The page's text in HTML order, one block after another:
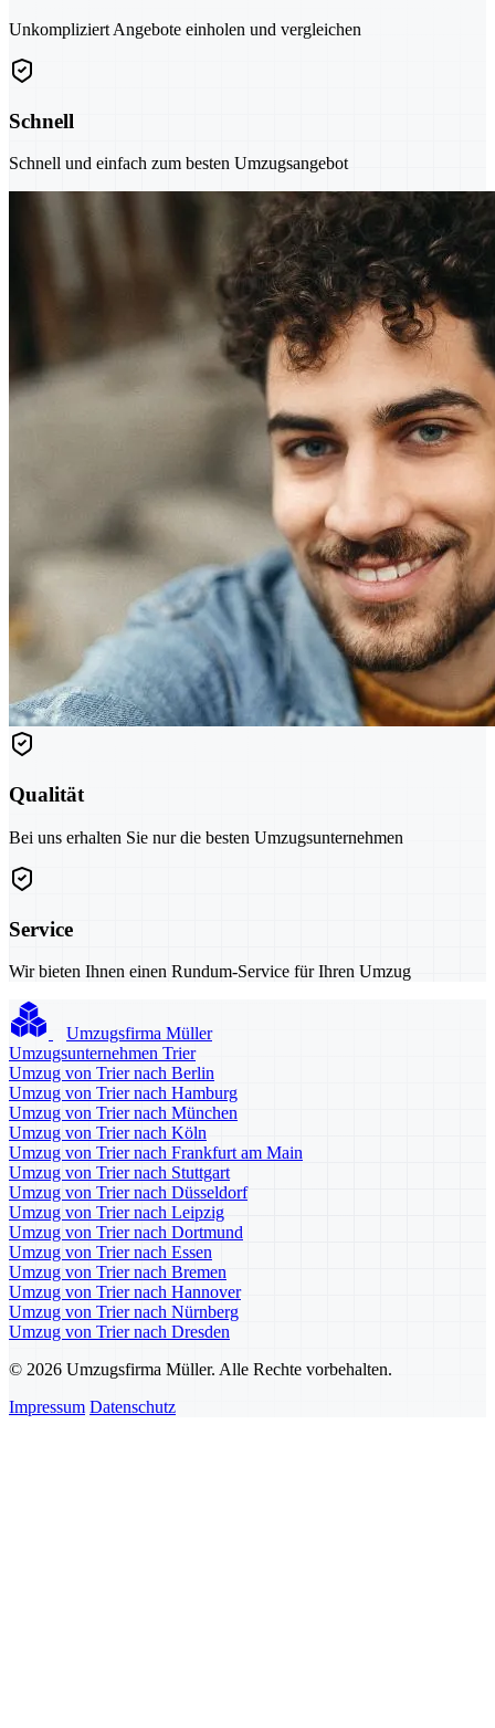
Unkompliziert Angebote einholen und vergleichen
Schnell
Schnell und einfach zum besten Umzugsangebot
Qualität
Bei uns erhalten Sie nur die besten Umzugsunternehmen
Service
Wir bieten Ihnen einen Rundum-Service für Ihren Umzug
Umzugsfirma Müller
Umzugsunternehmen Trier
Umzug von Trier nach Berlin
Umzug von Trier nach Hamburg
Umzug von Trier nach München
Umzug von Trier nach Köln
Umzug von Trier nach Frankfurt am Main
Umzug von Trier nach Stuttgart
Umzug von Trier nach Düsseldorf
Umzug von Trier nach Leipzig
Umzug von Trier nach Dortmund
Umzug von Trier nach Essen
Umzug von Trier nach Bremen
Umzug von Trier nach Hannover
Umzug von Trier nach Nürnberg
Umzug von Trier nach Dresden
© 2026 Umzugsfirma Müller. Alle Rechte vorbehalten.
Impressum Datenschutz